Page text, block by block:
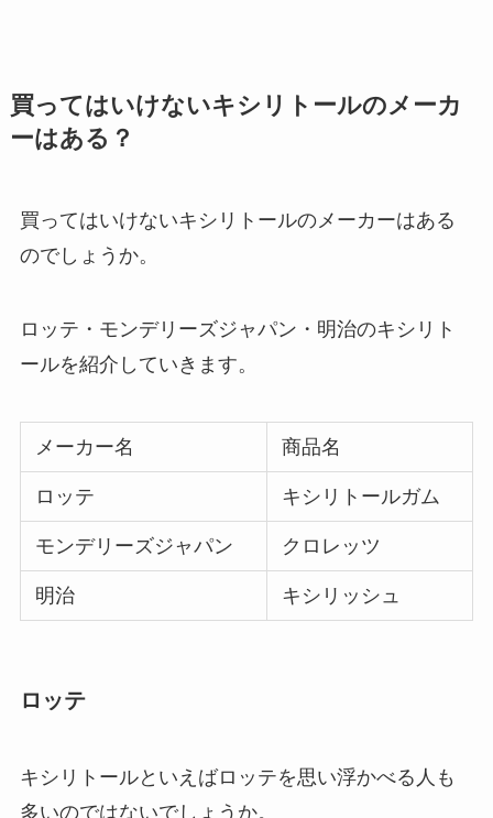
に悪いメーカーはある？正しい選び方・お
買ってはいけないマヨネーズはどれ？危険
なメーカーの特徴は？後悔しないための選
糖質ゼロビールが体に悪い理由は？太るか
ら？デメリットを詳しく解説！
買ってはいけないおままごとキッチンはあ
買ってはいけないキシリトールのメーカ
ーはある？
買ってはいけないキシリトールのメーカーはある
のでしょうか。
ロッテ・モンデリーズジャパン・明治のキシリト
ールを紹介していきます。
メーカー名 商品名
ロッテ キシリトールガム
モンデリーズジャパン クロレッツ
明治 キシリッシュ
ロッテ
キシリトールといえばロッテを思い浮かべる人も
多いのではないでしょうか。